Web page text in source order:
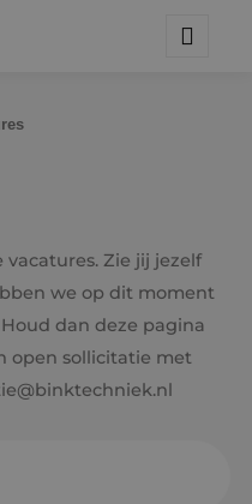
Zie jij jezelf
we op dit moment
dan deze pagina
open sollicitatie met